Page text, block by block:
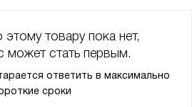
товару пока нет,
может стать первым.
ответить в максимально
сроки